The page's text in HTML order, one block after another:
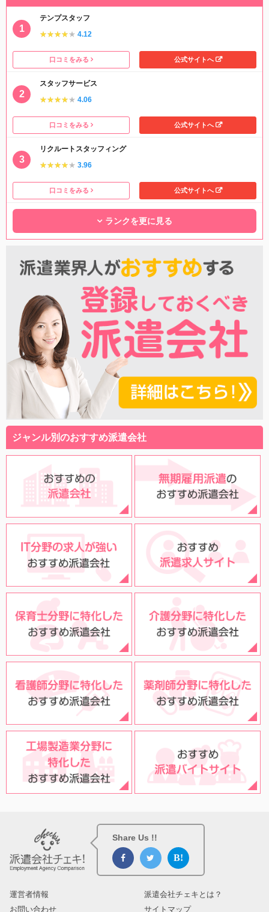
テンプスタッフ
★★★★★
★★★★★ 4.12
口コミをみる 公式サイトへ
スタッフサービス
★★★★★
★★★★★ 4.06
口コミをみる 公式サイトへ
リクルートスタッフィング
★★★★★
★★★★★ 3.96
口コミをみる 公式サイトへ
ランクを更に見る
ジャンル別のおすすめ派遣会社
Share Us !!
運営者情報
派遣会社チェキとは？
お問い合わせ
サイトマップ